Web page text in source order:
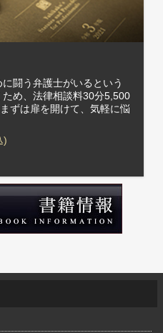
闘う弁護士がいるという
め、法律相談料30分5,500
ずは扉を開けて、気軽に悩
)